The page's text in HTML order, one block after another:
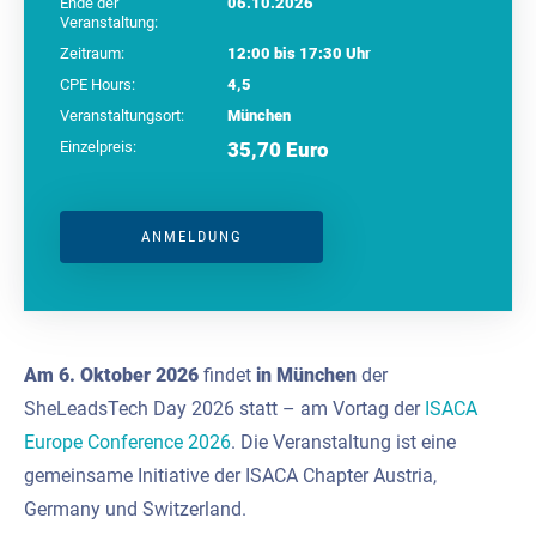
Veranstaltung:
Zeitraum:
12:00 bis 17:30 Uhr
CPE Hours:
4,5
Veranstaltungsort:
München
Einzelpreis:
35,70 Euro
ANMELDUNG
Am 6. Oktober 2026 findet in München der
SheLeadsTech Day 2026 statt – am Vortag der ISACA
Europe Conference 2026. Die Veranstaltung ist eine
gemeinsame Initiative der ISACA Chapter Austria,
Germany und Switzerland.